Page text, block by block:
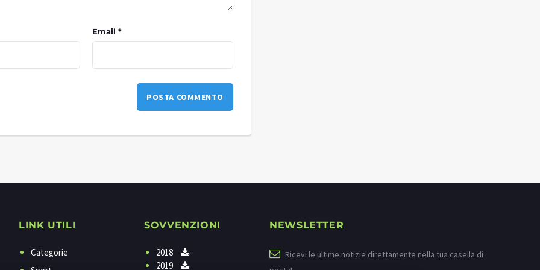
Email *
LINK UTILI
Categorie
SOVVENZIONI
2018
2019
NEWSLETTER
Ricevi le ultime notizie direttamente nella tua casella di